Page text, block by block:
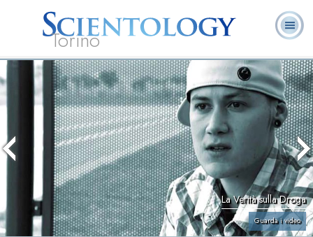
Torino
L. Ron Hubbard:
Fondatore
Che cos’è
Scientology?
Ministri
Volontari
Domande
ricorrenti
Libri
La Verità sulla Droga
Guarda i video